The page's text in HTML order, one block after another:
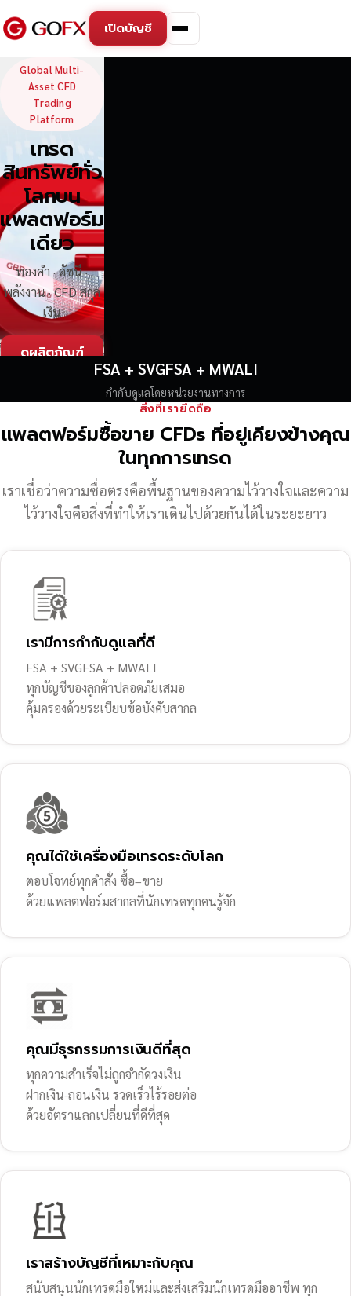
เปิดบัญชี
GoFX — Global Multi-
Global Multi-
Asset CFD
Trading
Platform
เทรด
สินทรัพย์ทั่ว
โลกบน
แพลตฟอร์ม
เดียว
ทองคำ · ดัชนี ·
พลังงาน · CFD สกุล
เงิน
ดูผลิตภัณฑ์
FSA + SVGFSA + MWALI
กำกับดูแลโดยหน่วยงานทางการ
สิ่งที่เรายึดถือ
แพลตฟอร์มซื้อขาย CFDs ที่อยู่เคียงข้างคุณ
ในทุกการเทรด
เราเชื่อว่าความซื่อตรงคือพื้นฐานของความไว้วางใจและความ
ไว้วางใจคือสิ่งที่ทำให้เราเดินไปด้วยกันได้ในระยะยาว
เรามีการกำกับดูแลที่ดี
FSA + SVGFSA + MWALI
ทุกบัญชีของลูกค้าปลอดภัยเสมอ
คุ้มครองด้วยระเบียบข้อบังคับสากล
คุณได้ใช้เครื่องมือเทรดระดับโลก
ตอบโจทย์ทุกคำสั่ง ซื้อ–ขาย
ด้วยแพลตฟอร์มสากลที่นักเทรดทุกคนรู้จัก
คุณมีธุรกรรมการเงินดีที่สุด
ทุกความสำเร็จไม่ถูกจำกัดวงเงิน
ฝากเงิน-ถอนเงิน รวดเร็วไร้รอยต่อ
ด้วยอัตราแลกเปลี่ยนที่ดีที่สุด
เราสร้างบัญชีที่เหมาะกับคุณ
สนับสนุนนักเทรดมือใหม่และส่งเสริมนักเทรดมืออาชีพ ทุก